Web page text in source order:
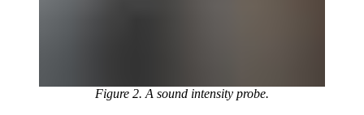
Figure 2. A sound intensity probe.